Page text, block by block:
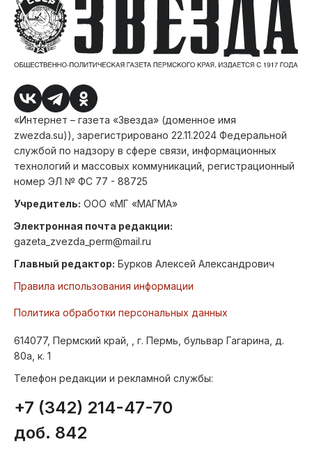
«Интернет – газета «Звезда» (доменное имя
zwezda.su)), зарегистрировано 22.11.2024 Федеральной
службой по надзору в сфере связи, информационных
технологий и массовых коммуникаций, регистрационный
номер ЭЛ № ФС 77 - 88725
Учредитель: ООО «МГ «МАГМА»
Электронная почта редакции:
gazeta_zvezda_perm@mail.ru
Главный редактор: Бурков Алексей Александрович
Правила использования информации
Политика обработки персональных данных
614077, Пермский край, , г. Пермь, бульвар Гагарина, д.
80а, к. 1
Телефон редакции и рекламной службы:
+7 (342) 214-47-70
доб. 842